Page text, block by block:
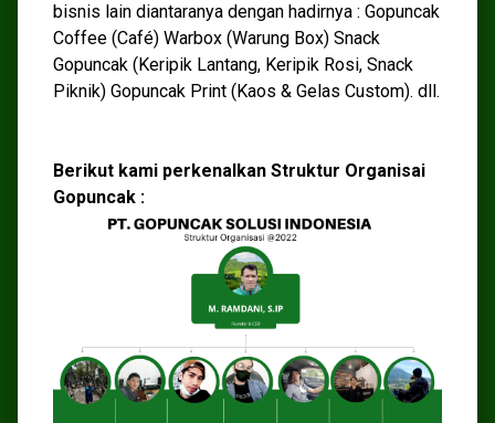
bisnis lain diantaranya dengan hadirnya : Gopuncak
Coffee (Café) Warbox (Warung Box) Snack
Gopuncak (Keripik Lantang, Keripik Rosi, Snack
Piknik) Gopuncak Print (Kaos & Gelas Custom). dll.
Berikut kami perkenalkan Struktur Organisai
Gopuncak :